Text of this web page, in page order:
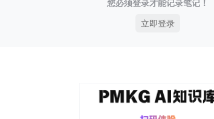
您必须登录才能记录笔记！
立即登录